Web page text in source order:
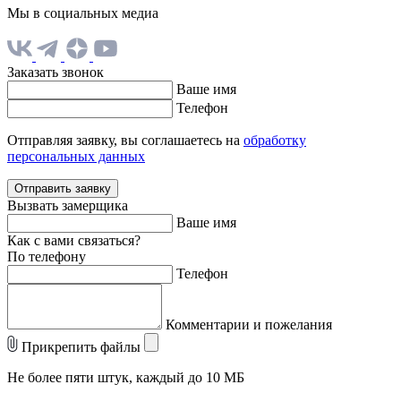
Мы в социальных медиа
Заказать звонок
Ваше имя
Телефон
Отправляя заявку, вы соглашаетесь на обработку
персональных данных
Отправить заявку
Вызвать замерщика
Ваше имя
Как с вами связаться?
По телефону
Телефон
Комментарии и пожелания
Прикрепить файлы
Не более пяти штук, каждый до 10 МБ